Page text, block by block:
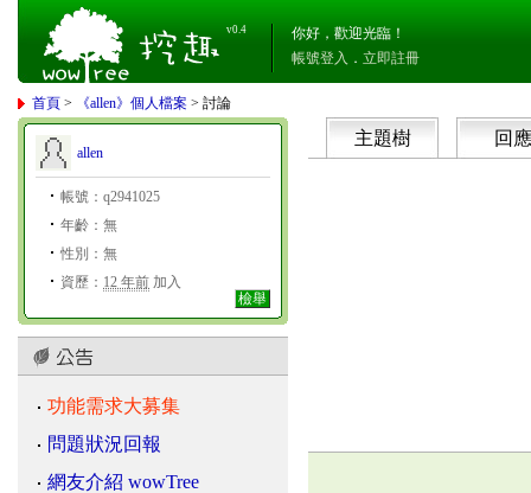
v0.4
你好，歡迎光臨！
帳號登入 ． 立即註冊
首頁 > 《allen》個人檔案 > 討論
allen
帳號：q2941025
年齡：無
性別：無
資歷： 12 年前 加入
檢舉
功能需求大募集
問題狀況回報
網友介紹 wowTree
主題樹 回應